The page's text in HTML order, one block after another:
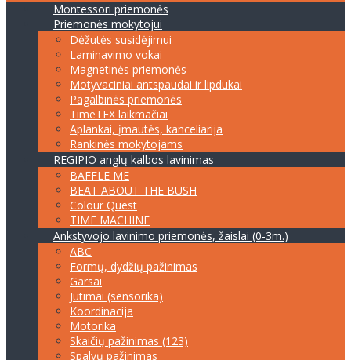
Montessori priemonės
Priemonės mokytojui
Dėžutės susidėjimui
Laminavimo vokai
Magnetinės priemonės
Motyvaciniai antspaudai ir lipdukai
Pagalbinės priemonės
TimeTEX laikmačiai
Aplankai, įmautės, kanceliarija
Rankinės mokytojams
REGIPIO anglų kalbos lavinimas
BAFFLE ME
BEAT ABOUT THE BUSH
Colour Quest
TIME MACHINE
Ankstyvojo lavinimo priemonės, žaislai (0-3m.)
ABC
Formų, dydžių pažinimas
Garsai
Jutimai (sensorika)
Koordinacija
Motorika
Skaičių pažinimas (123)
Spalvų pažinimas